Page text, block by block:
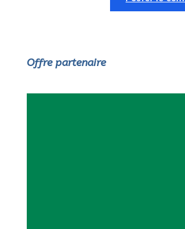
Offre partenaire